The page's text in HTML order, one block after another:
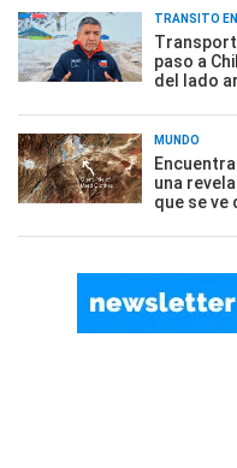
TRÁNSITO
paso a
del lado
MUNDO
una
que se ve